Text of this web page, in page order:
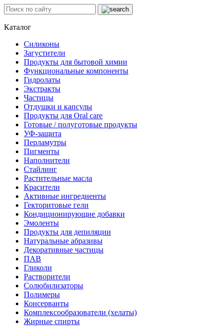
Каталог
Силиконы
Загустители
Продукты для бытовой химии
Функциональные компоненты
Гидролаты
Экстракты
Частицы
Отдушки и капсулы
Продукты для Oral care
Готовые / полуготовые продукты
УФ-защита
Перламутры
Пигменты
Наполнители
Стайлинг
Растительные масла
Красители
Активные ингредиенты
Гекторитовые гели
Кондиционирующие добавки
Эмоленты
Продукты для депиляции
Натуральные абразивы
Декоративные частицы
ПАВ
Гликоли
Растворители
Солюбилизаторы
Полимеры
Консерванты
Комплексообразователи (хелаты)
Жирные спирты